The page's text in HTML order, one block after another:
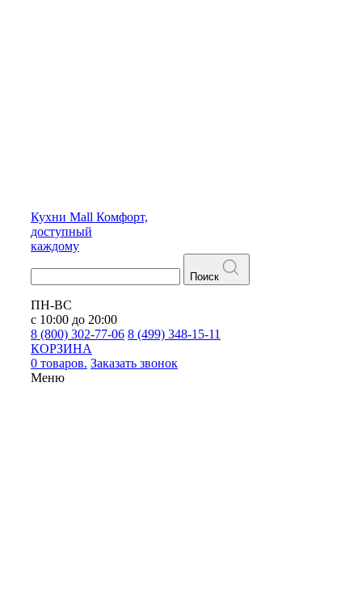
Кухни Mall Комфорт,
доступный
каждому
Поиск
ПН-ВС
с 10:00 до 20:00
8 (800) 302-77-06 8 (499) 348-15-11
КОРЗИНА
0 товаров. Заказать звонок
Меню